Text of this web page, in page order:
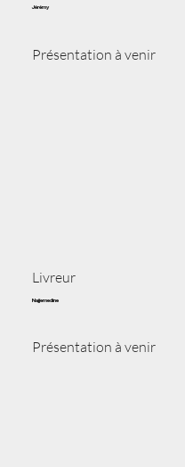
Présentation à venir
Jérémy
Présentation à venir
Najjemedine
Livreur